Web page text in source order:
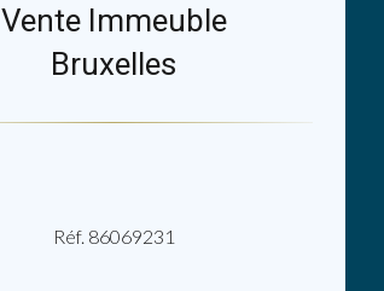
Vente Immeuble
Bruxelles
Réf. 86069231